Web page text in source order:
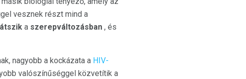
vesznek részt mind a
a szerepváltozásban , és
nagyobb a kockázata a HIV-
valószínűséggel közvetítik a